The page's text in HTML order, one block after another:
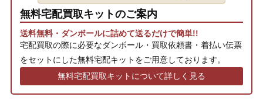
無料宅配買取キットのご案内
送料無料・ダンボールに詰めて送るだけで簡単!!
宅配買取の際に必要なダンボール・買取依頼書・着払い伝票
をセットにした無料宅配キットをご用意しております。
無料宅配買取キットについて詳しく見る